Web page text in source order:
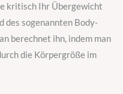
kritisch Ihr Übergewicht
des sogenannten Body-
berechnet ihn, indem man
die Körpergröße im